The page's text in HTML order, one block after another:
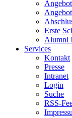
Erste
Alumni
Services
Kontakt
Presse
Intranet
Login
Suche
RSS-